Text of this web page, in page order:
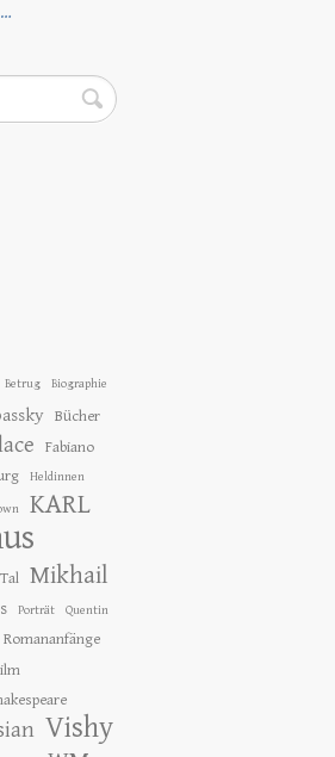
Betrug Biographie
Bücher
Fabiano
Heldinnen
KARL
Mikhail
Porträt Quentin
Romananfänge
Vishy